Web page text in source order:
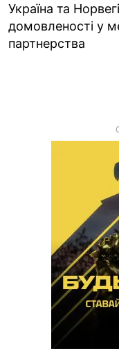
Україна та
домовленості у
партнерства